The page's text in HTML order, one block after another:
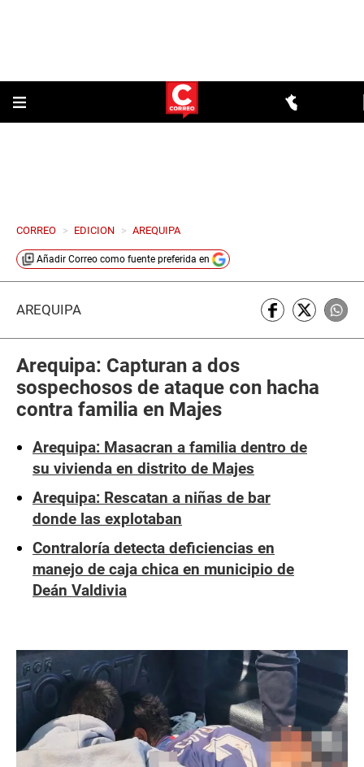
CORREO > EDICION > AREQUIPA
Añadir Correo como fuente preferida en
AREQUIPA
Arequipa: Capturan a dos
sospechosos de ataque con hacha
contra familia en Majes
Arequipa: Masacran a familia dentro de
su vivienda en distrito de Majes
Arequipa: Rescatan a niñas de bar
donde las explotaban
Contraloría detecta deficiencias en
manejo de caja chica en municipio de
Deán Valdivia